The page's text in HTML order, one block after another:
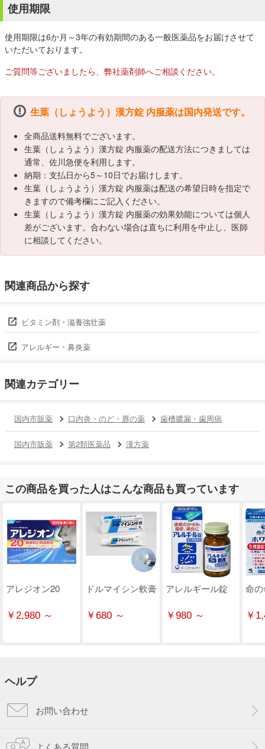
使用期限
使用期限は6か月～3年の有効期間のある一般医薬品をお届けさせて
いただいております。
ご質問等ございましたら、弊社薬剤師へご相談ください。
生葉（しょうよう）漢方錠 内服薬は国内発送です。
全商品送料無料でございます。
生葉（しょうよう）漢方錠 内服薬の配送方法につきましては
通常、佐川急便を利用します。
納期：支払日から5～10日でお届けします。
生葉（しょうよう）漢方錠 内服薬は配送の希望日時を指定で
きますので備考欄にご記入ください。
生葉（しょうよう）漢方錠 内服薬の効果効能については個人
差がございます。合わない場合は直ちに利用を中止し、医師
に相談してください。
関連商品から探す
ビタミン剤・滋養強壮薬
アレルギー・鼻炎薬
関連カテゴリー
国内市販薬 口内炎・のど・唇の薬 歯槽膿漏・歯周病
国内市販薬 第2類医薬品 漢方薬
この商品を買った人はこんな商品も買っています
アレジオン20
￥2,980 ～
ドルマイシン軟膏
￥680 ～
アレルギール錠
￥980 ～
命
￥
ヘルプ
お問い合わせ
よくある質問